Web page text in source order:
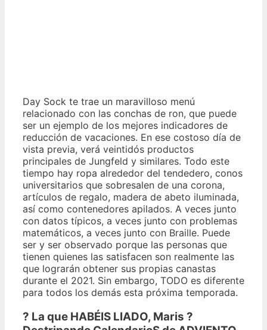
Day Sock te trae un maravilloso menú
relacionado con las conchas de ron, que puede
ser un ejemplo de los mejores indicadores de
reducción de vacaciones. En ese costoso día de
vista previa, verá veintidós productos
principales de Jungfeld y similares. Todo este
tiempo hay ropa alrededor del tendedero, conos
universitarios que sobresalen de una corona,
artículos de regalo, madera de abeto iluminada,
así como contenedores apilados. A veces junto
con datos típicos, a veces junto con problemas
matemáticos, a veces junto con Braille. Puede
ser y ser observado porque las personas que
tienen quienes las satisfacen son realmente las
que lograrán obtener sus propias canastas
durante el 2021. Sin embargo, TODO es diferente
para todos los demás esta próxima temporada.
? La que HABÉIS LIADO, Maris ?